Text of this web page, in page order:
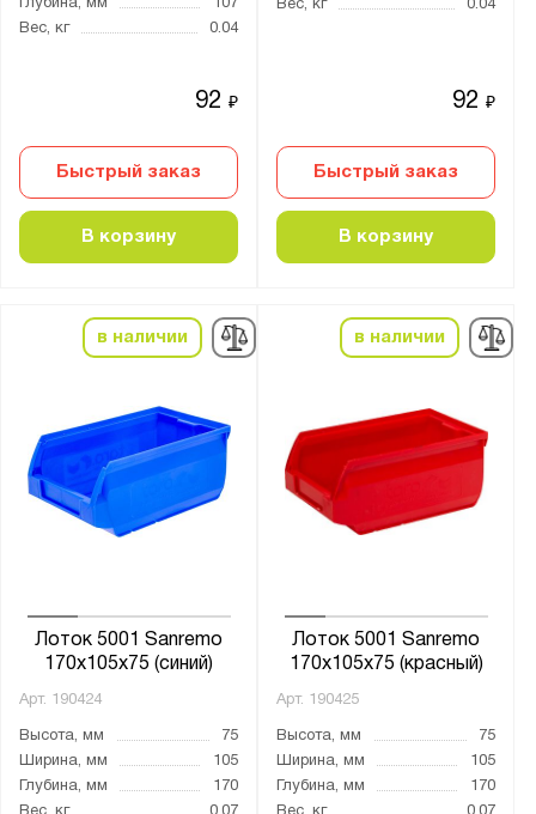
Глубина, мм
107
Вес, кг
0.04
92₽
Быстрый заказ
В корзину
Вес, кг
0.04
92₽
Быстрый заказ
В корзину
в наличии
Лоток 5001 Sanremo
170x105x75 (синий)
Арт. 190424
Высота, мм
75
Ширина, мм
105
Глубина, мм
170
в наличии
Лоток 5001 Sanremo
170x105x75 (красный)
Арт. 190425
Высота, мм
75
Ширина, мм
105
Глубина, мм
170